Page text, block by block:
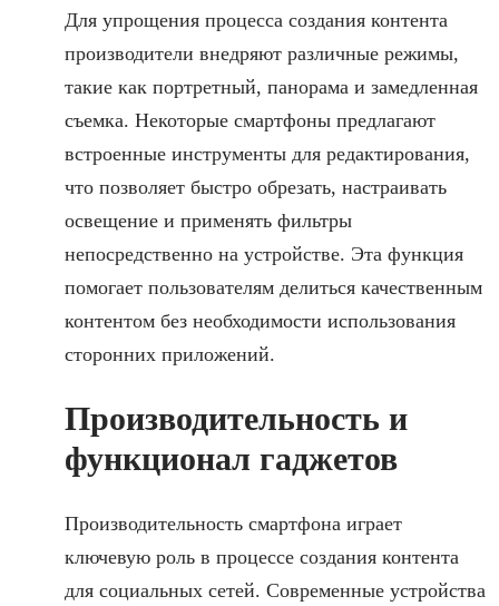
Для упрощения процесса создания контента
производители внедряют различные режимы,
такие как портретный, панорама и замедленная
съемка. Некоторые смартфоны предлагают
встроенные инструменты для редактирования,
что позволяет быстро обрезать, настраивать
освещение и применять фильтры
непосредственно на устройстве. Эта функция
помогает пользователям делиться качественным
контентом без необходимости использования
сторонних приложений.
Производительность и
функционал гаджетов
Производительность смартфона играет
ключевую роль в процессе создания контента
для социальных сетей. Современные устройства